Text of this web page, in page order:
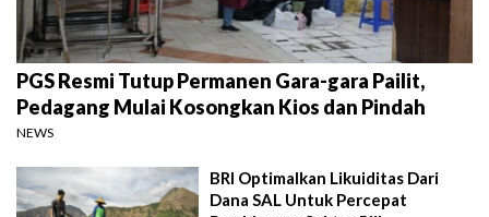
PGS Resmi Tutup Permanen Gara-gara Pailit,
Pedagang Mulai Kosongkan Kios dan Pindah
NEWS
BRI Optimalkan Likuiditas Dari
Dana SAL Untuk Percepat